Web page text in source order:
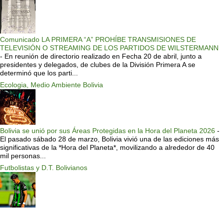
Comunicado LA PRIMERA “A” PROHÍBE TRANSMISIONES DE
TELEVISIÓN O STREAMING DE LOS PARTIDOS DE WILSTERMANN
- En reunión de directorio realizado en Fecha 20 de abril, junto a
presidentes y delegados, de clubes de la División Primera A se
determinó que los parti...
Ecologia, Medio Ambiente Bolivia
Bolivia se unió por sus Áreas Protegidas en la Hora del Planeta 2026 -
El pasado sábado 28 de marzo, Bolivia vivió una de las ediciones más
significativas de la *Hora del Planeta*, movilizando a alrededor de 40
mil personas...
Futbolistas y D.T. Bolivianos